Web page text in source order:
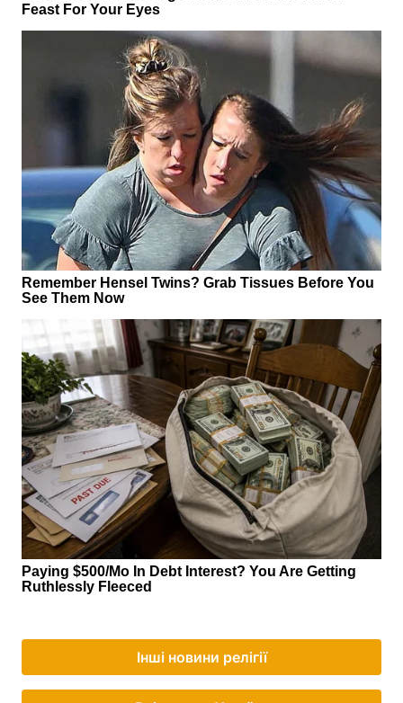
Інші новини релігії